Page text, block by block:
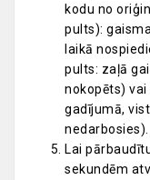
kodu no
pults):
laikā
pults: zaļā
nokopēts) vai
gadījumā,
nedarbosies).
Lai
sekundēm